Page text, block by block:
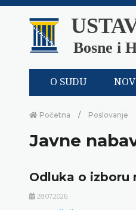
Bosne i
O SUDU
Početna Poslovanje
Javne
Odluka o izboru
28.07.2026.